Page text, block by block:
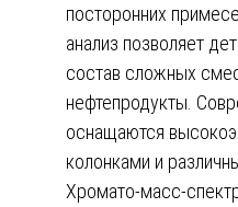
посторонних
анализ позволяет
состав сложных
нефтепродукты.
оснащаются
колонками и
Хромато-масс-